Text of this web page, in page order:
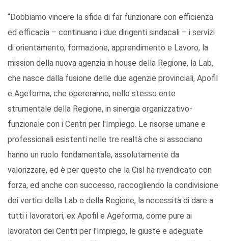
“Dobbiamo vincere la sfida di far funzionare con efficienza
ed efficacia – continuano i due dirigenti sindacali – i servizi
di orientamento, formazione, apprendimento e Lavoro, la
mission della nuova agenzia in house della Regione, la Lab,
che nasce dalla fusione delle due agenzie provinciali, Apofil
e Ageforma, che opereranno, nello stesso ente
strumentale della Regione, in sinergia organizzativo-
funzionale con i Centri per l'Impiego. Le risorse umane e
professionali esistenti nelle tre realtà che si associano
hanno un ruolo fondamentale, assolutamente da
valorizzare, ed è per questo che la Cisl ha rivendicato con
forza, ed anche con successo, raccogliendo la condivisione
dei vertici della Lab e della Regione, la necessità di dare a
tutti i lavoratori, ex Apofil e Ageforma, come pure ai
lavoratori dei Centri per l'Impiego, le giuste e adeguate